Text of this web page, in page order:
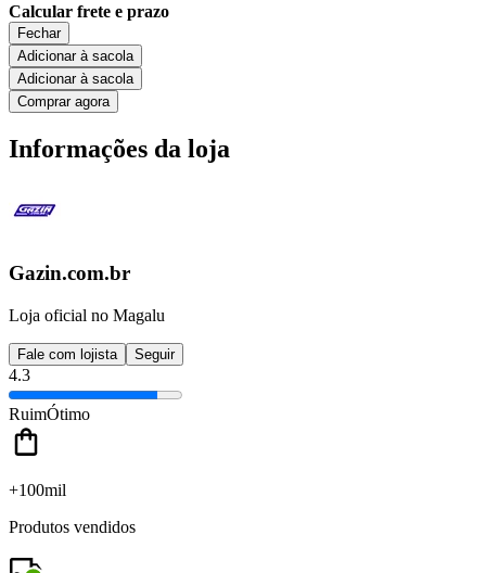
Calcular frete e prazo
Fechar
Adicionar à sacola
Adicionar à sacola
Comprar agora
Informações da loja
Gazin.com.br
Loja oficial no Magalu
Fale com lojista Seguir
4.3
RuimÓtimo
+100mil
Produtos vendidos